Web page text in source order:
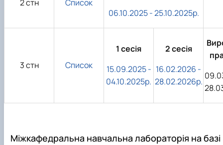
2 стн Список
06.10.2025 - 25.10.2025р.
3 стн Список
1 сесія
15.09.2025 -
04.10.2025р.
2 сесія
16.02.2026 -
28.02.2026р.
Міжкафедральна навчальна лабораторія на базі